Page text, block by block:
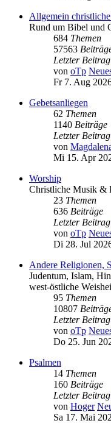
Allgemein
Rund um Bibel und
684 Themen
57563
Letzter Beitrag
von oTp
Fr 7. Aug
Gebetsanliegen
62 Themen
1140 Beiträge
Letzter Beitrag
von
Mi 15. Apr
Worship
Christliche Musik &
23 Themen
636 Beiträge
Letzter Beitrag
von oTp
Di 28. Jul
Andere Religionen,
Judentum, Islam,
west-östliche
95 Themen
10807
Letzter Beitrag
von oTp
Do 25. Jun
Psalmen
14 Themen
160 Beiträge
Letzter Beitrag
von Hoger
Sa 17. Mai